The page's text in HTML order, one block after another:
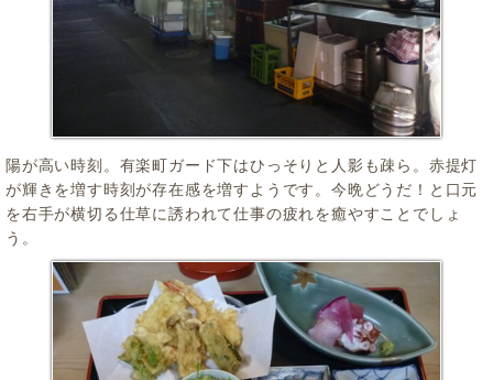
陽が高い時刻。有楽町ガード下はひっそりと人影も疎ら。赤提灯
が輝きを増す時刻が存在感を増すようです。今晩どうだ！と口元
を右手が横切る仕草に誘われて仕事の疲れを癒やすことでしょ
う。